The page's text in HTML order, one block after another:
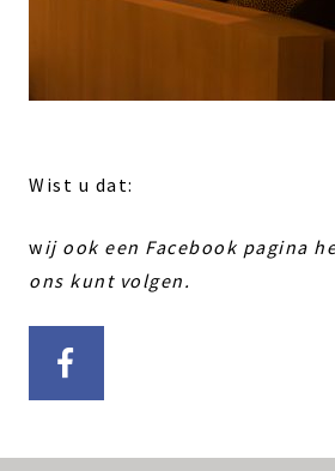
Wist u dat:
wij ook een Facebook pagina
ons kunt volgen.